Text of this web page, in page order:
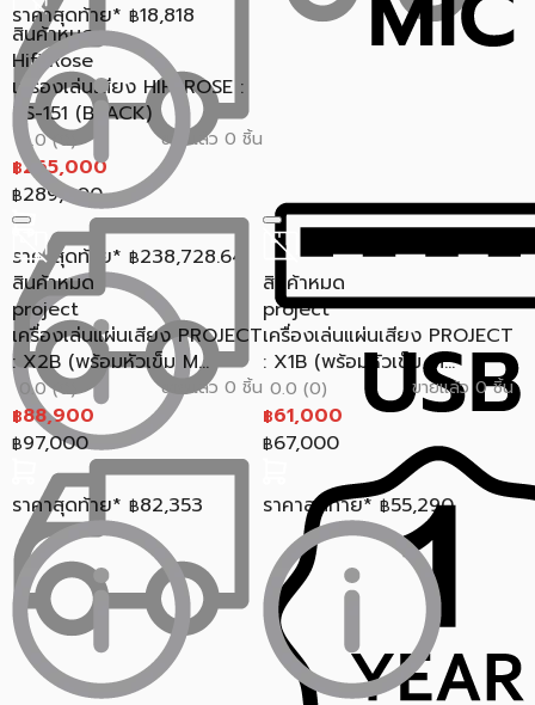
สินค้าหมด
Hifi Rose
เครื่องเล่นเสียง HIFI ROSE :
RS-151 (BLACK)
0.0 (0) ขายแล้ว 0 ชิ้น
฿265,000
฿289,000
ราคาสุดท้าย* ฿238,728.64
ราคาสุดท้าย* ฿18,818
สินค้าหมด
project
เครื่องเล่นแผ่นเสียง PROJECT
: X2B (พร้อมหัวเข็ม M...
0.0 (0) ขายแล้ว 0 ชิ้น
฿88,900
฿97,000
ราคาสุดท้าย* ฿82,353
สินค้าหมด
project
เครื่องเล่นแผ่นเสียง PROJECT
: X1B (พร้อมหัวเข็ม M...
0.0 (0) ขายแล้ว 0 ชิ้น
฿61,000
฿67,000
ราคาสุดท้าย* ฿55,290